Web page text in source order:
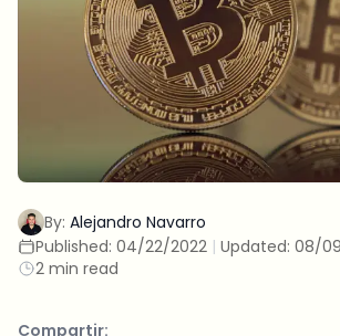
By: Alejandro Navarro
Published: 04/22/2022 | Updated: 08/
2 min read
Compartir: